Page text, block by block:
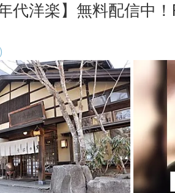
代洋楽】無料配信中